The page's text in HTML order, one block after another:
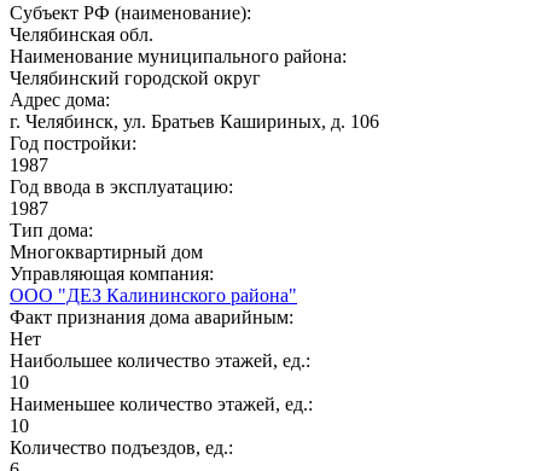
Субъект РФ (наименование):
Челябинская обл.
Наименование муниципального района:
Челябинский городской округ
Адрес дома:
г. Челябинск, ул. Братьев Кашириных, д. 106
Год постройки:
1987
Год ввода в эксплуатацию:
1987
Тип дома:
Многоквартирный дом
Управляющая компания:
ООО "ДЕЗ Калининского района"
Факт признания дома аварийным:
Нет
Наибольшее количество этажей, ед.:
10
Наименьшее количество этажей, ед.:
10
Количество подъездов, ед.: